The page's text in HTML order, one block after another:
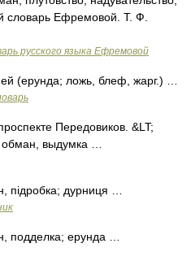
словарь Ефремовой. Т. Ф.
русского языка Ефремовой
(ерунда; ложь, блеф, жарг.) …
Передовиков. &LT;
обман, выдумка …
дурниця …
ерунда …